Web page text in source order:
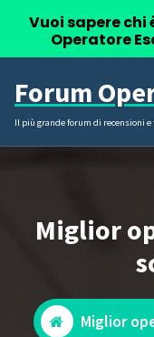
contenuto
Forum
Il più grande forum di recensioni
Miglior
Miglior
Vuoi sapere chi
Operatore